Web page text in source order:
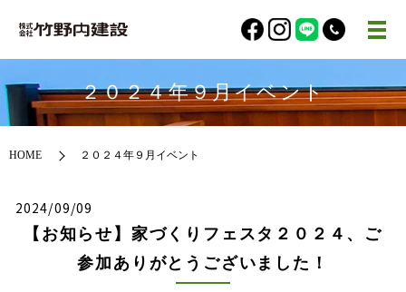
２０２４年９月イベント
HOME ２０２４年９月イベント
2024/09/09
【お知らせ】家づくりフェスタ２０２４、ご
参加ありがとうございました！